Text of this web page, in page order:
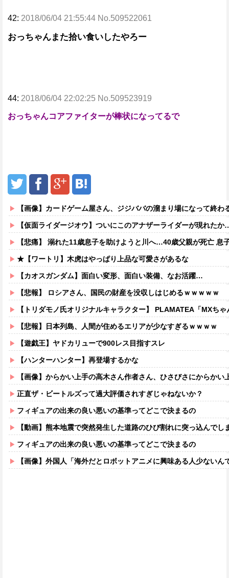
42: 2018/06/04 21:55:44 No.509522061
おっちゃんまた拾い食いしたやろー
44: 2018/06/04 22:02:25 No.509523919
おっちゃんコアファイターが棒状になってるで
【画像】カードゲーム屋さん、ジジババの溜まり場になって終
【仮面ライダージオウ】ついにこのアナザーライダーが現れたか
【悲痛】 溺れた11歳息子を助けようと川へ…40歳父親が死亡 息
★【ワートリ】木虎はやっぱり上品な可愛さがあるな
【カオスガンダム】面白い変形、面白い装備、なお活躍…
【悲報】 ロシアさん、国民の財産を没収しはじめるｗｗｗｗｗ
【トリダモノ氏オリジナルキャラクター】 PLAMATEA「MXちゃん
【悲報】日本列島、人間が住めるエリアが少なすぎるｗｗｗｗ
【遊戯王】ヤドカリューで900レス目指すスレ
【ハンターハンター】再登場するかな
【画像】からかい上手の高木さん作者さん、ひさびさにからかい上手の高木
正直ザ・ビートルズって過大評価されすぎじゃねないか？
フィギュアの出来の良い悪いの基準ってどこで決まるの
【動画】熊本地震で突然発生した道路のひび割れに突っ込んでし
フィギュアの出来の良い悪いの基準ってどこで決まるの
【画像】外国人「海外だとロボットアニメに興味ある人少ないん